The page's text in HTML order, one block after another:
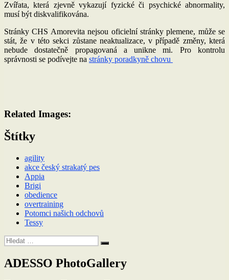
Zvířata, která zjevně vykazují fyzické či psychické abnormality,
musí být diskvalifikována.
Stránky CHS Amorevita nejsou oficielní stránky plemene, může se
stát, že v této sekci zůstane neaktualizace, v případě změny, která
nebude dostatečně propagovaná a unikne mi. Pro kontrolu
správnosti se podívejte na stránky poradkyně chovu
Related Images:
Štítky
agility
akce český strakatý pes
Appia
Brigi
obedience
overtraining
Potomci našich odchovů
Tessy
Hledat:
Hledání
ADESSO PhotoGallery